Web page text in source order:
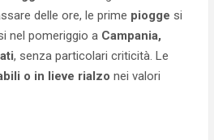
delle ore, le prime piogge si
nel pomeriggio a Campania,
, senza particolari criticità. Le
o in lieve rialzo nei valori